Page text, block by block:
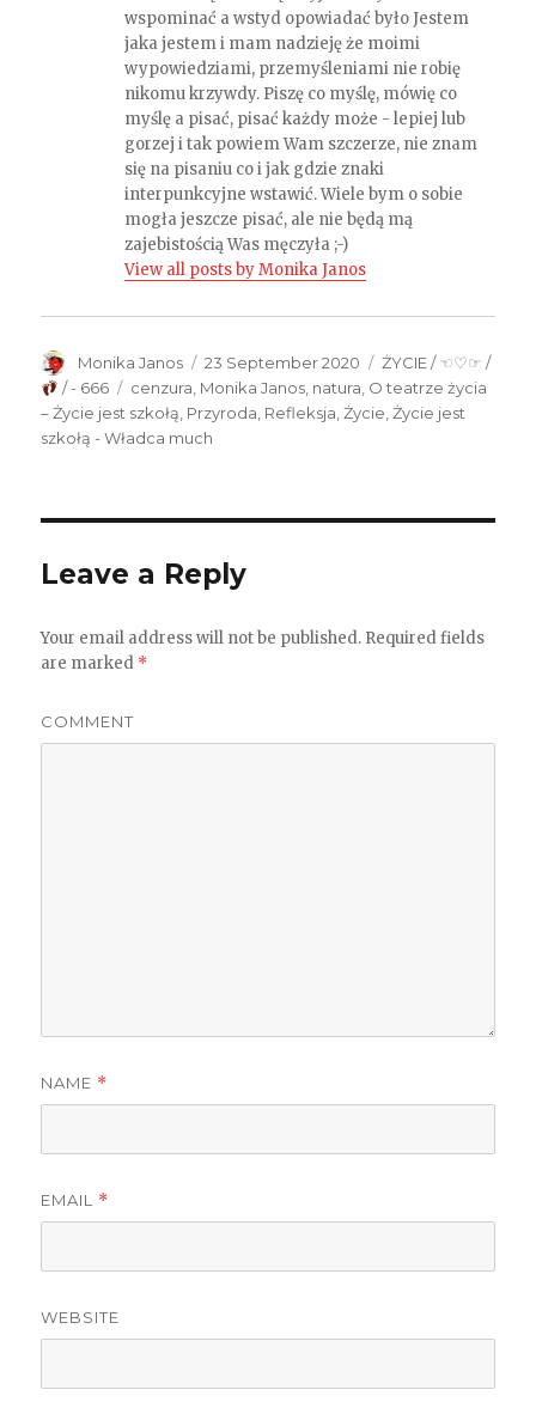
wspominać a wstyd opowiadać było Jestem
jaka jestem i mam nadzieję że moimi
wypowiedziami, przemyśleniami nie robię
nikomu krzywdy. Piszę co myślę, mówię co
myślę a pisać, pisać każdy może - lepiej lub
gorzej i tak powiem Wam szczerze, nie znam
się na pisaniu co i jak gdzie znaki
interpunkcyjne wstawić. Wiele bym o sobie
mogła jeszcze pisać, ale nie będą mą
zajebistością Was męczyła ;-)
View all posts by Monika Janos
Author
Monika Janos
Posted
on
23 September 2020 Categories
ŻYCIE / ☜♡☞ /
/ - 666
Tags
cenzura, Monika Janos, natura, O teatrze życia
– Życie jest szkołą, Przyroda, Refleksja,Życie,Życie jest
szkołą - Władca much
Leave a Reply
Your email address will not be published. Required fields
are marked *
COMMENT
NAME *
EMAIL *
WEBSITE